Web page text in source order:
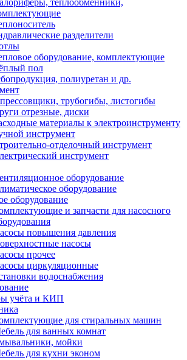
теплообменники,
разделители
оборудование, комплектующие
пол
полиуретан и др.
трубогибы, листогибы
отрезные, диски
материалы к электроинструменту
инструмент
отделочный инструмент
инструмент
оборудование
оборудование
оборудование
и запчасти для насосного
повышения давления
насосы
прочее
циркуляционные
водоснабжения
учёта и КИП
для стиральных машин
для ванных комнат
мойки
для кухни эконом